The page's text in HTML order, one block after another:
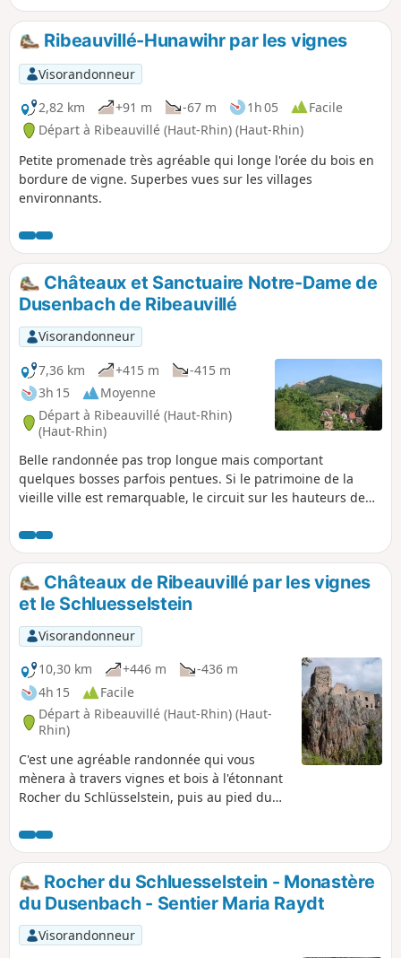
Ribeauvillé-Hunawihr par les vignes
Visorandonneur
2,82 km
+91 m -67 m 1h 05
Facile
Départ à Ribeauvillé (Haut-Rhin) (Haut-Rhin)
Petite promenade très agréable qui longe l'orée du bois en
bordure de vigne. Superbes vues sur les villages
environnants.
Châteaux et Sanctuaire Notre-Dame de
Dusenbach de Ribeauvillé
Visorandonneur
7,36 km
+415 m
-415 m
3h 15
Moyenne
Départ à Ribeauvillé (Haut-Rhin)
(Haut-Rhin)
Belle randonnée pas trop longue mais comportant
quelques bosses parfois pentues. Si le patrimoine de la
vieille ville est remarquable, le circuit sur les hauteurs de
monastère de Notre-Dame de Dusenbach.
Châteaux de Ribeauvillé par les vignes
et le Schluesselstein
Visorandonneur
10,30 km
+446 m
-436 m
4h 15
Facile
Départ à Ribeauvillé (Haut-Rhin) (Haut-
Rhin)
C'est une agréable randonnée qui vous
mènera à travers vignes et bois à l'étonnant
Rocher du Schlüsselstein, puis au pied du
de Ribeauvillé. Quelques montées, mais
dans l'ensemble c'est un circuit sans grande
difficulté.Rocher du Schluesselstein - Monastère
du Dusenbach - Sentier Maria Raydt
Visorandonneur